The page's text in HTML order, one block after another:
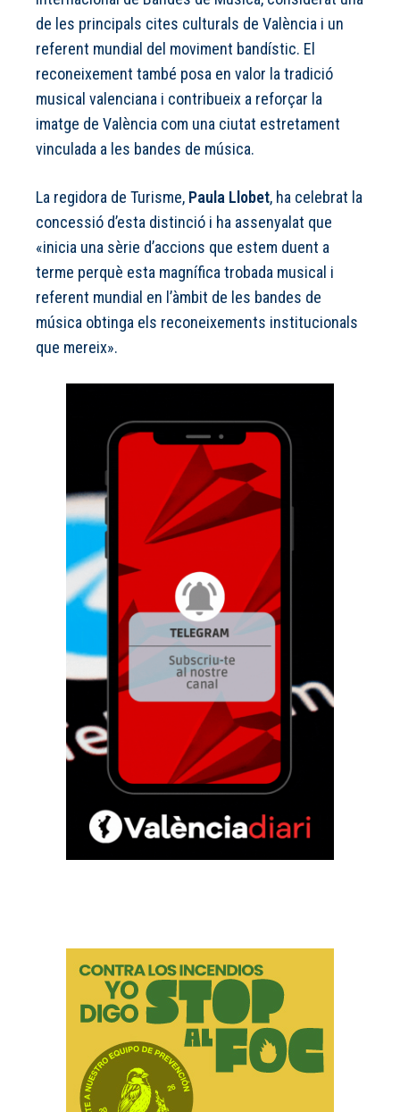
de les principals cites culturals de València i un
referent mundial del moviment bandístic. El
reconeixement també posa en valor la tradició
musical valenciana i contribueix a reforçar la
imatge de València com una ciutat estretament
vinculada a les bandes de música.
La regidora de Turisme, Paula Llobet, ha celebrat la
concessió d’esta distinció i ha assenyalat que
«inicia una sèrie d’accions que estem duent a
terme perquè esta magnífica trobada musical i
referent mundial en l’àmbit de les bandes de
música obtinga els reconeixements institucionals
que mereix».